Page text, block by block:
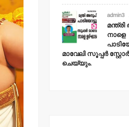
admin3
നാളെ
മാവേലി സൂപ്പര്‍
ചെയ്യും.